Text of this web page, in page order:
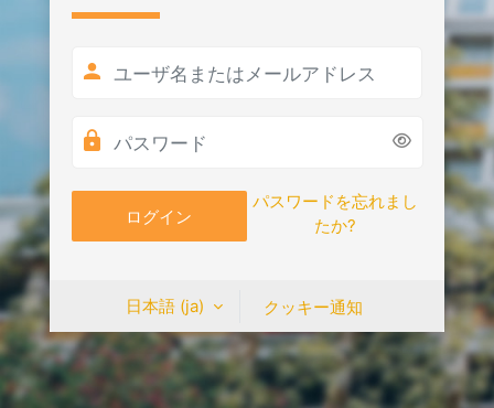
ユーザ名またはメールアドレス
ログイン
パスワードを忘れまし
たか?
日本語 ‎(ja)‎ クッキー通知